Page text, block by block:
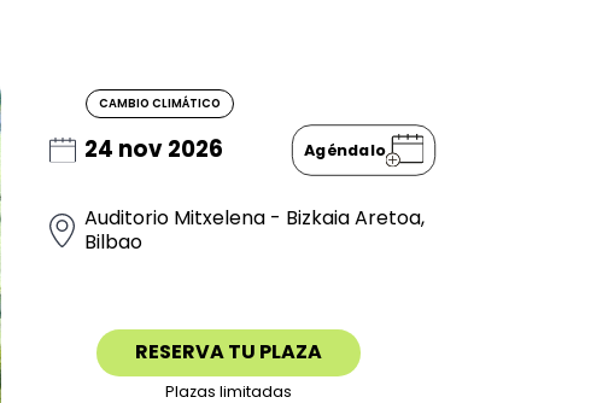
CAMBIO CLIMÁTICO
24 nov 2026 Agéndalo
Auditorio Mitxelena - Bizkaia Aretoa,
Bilbao
RESERVA TU PLAZA
Plazas limitadas